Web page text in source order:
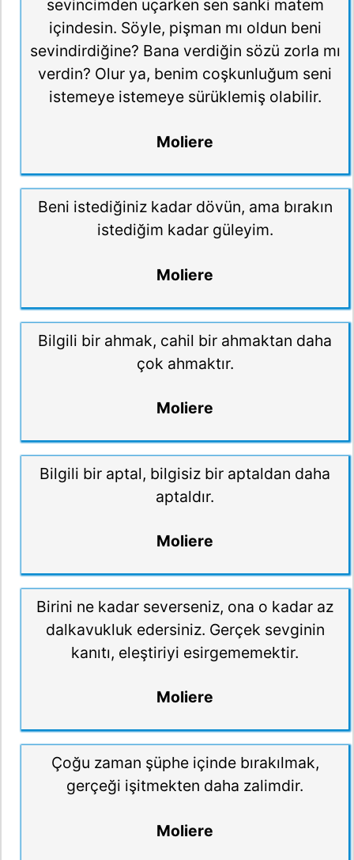
sevincimden uçarken sen sanki matem
içindesin. Söyle, pişman mı oldun beni
sevindirdiğine? Bana verdiğin sözü zorla mı
verdin? Olur ya, benim coşkunluğum seni
istemeye istemeye sürüklemiş olabilir.
Moliere
Beni istediğiniz kadar dövün, ama bırakın
istediğim kadar güleyim.
Moliere
Bilgili bir ahmak, cahil bir ahmaktan daha
çok ahmaktır.
Moliere
Bilgili bir aptal, bilgisiz bir aptaldan daha
aptaldır.
Moliere
Birini ne kadar severseniz, ona o kadar az
dalkavukluk edersiniz. Gerçek sevginin
kanıtı, eleştiriyi esirgememektir.
Moliere
Çoğu zaman şüphe içinde bırakılmak,
gerçeği işitmekten daha zalimdir.
Moliere